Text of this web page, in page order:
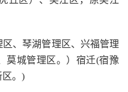
、琴湖管理区、兴福管理
莫城管理区。）宿迁(宿豫
区。)